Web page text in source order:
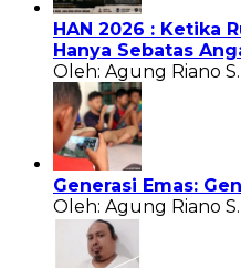
HAN 2026 : Ketika
Hanya Sebatas
Oleh: Agung Riano
Generasi Emas:
Oleh: Agung Riano